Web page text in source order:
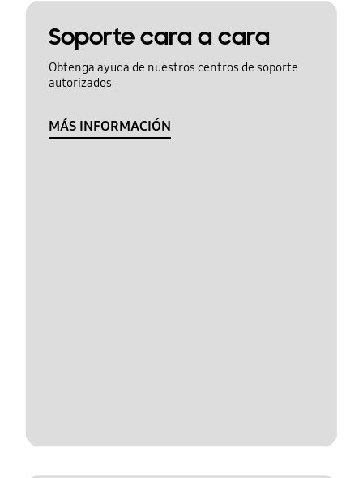
Soporte cara a cara
Obtenga ayuda de nuestros centros de soporte
autorizados
MÁS INFORMACIÓN